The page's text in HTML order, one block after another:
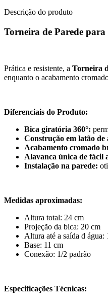
Descrição do produto
Torneira de Parede
Prática e resistente, a Torneira
enquanto o acabamento
Diferenciais do Produto:
Bica giratória 360°:
Construção em latão
Acabamento cromado
Alavanca única de fácil
Instalação na parede:
Medidas aproximadas:
Altura total: 24 cm
Projeção da bica: 20 cm
Altura até a saída d água:
Base: 11 cm
Conexão: 1/2 padrão
Especificações Técnicas: